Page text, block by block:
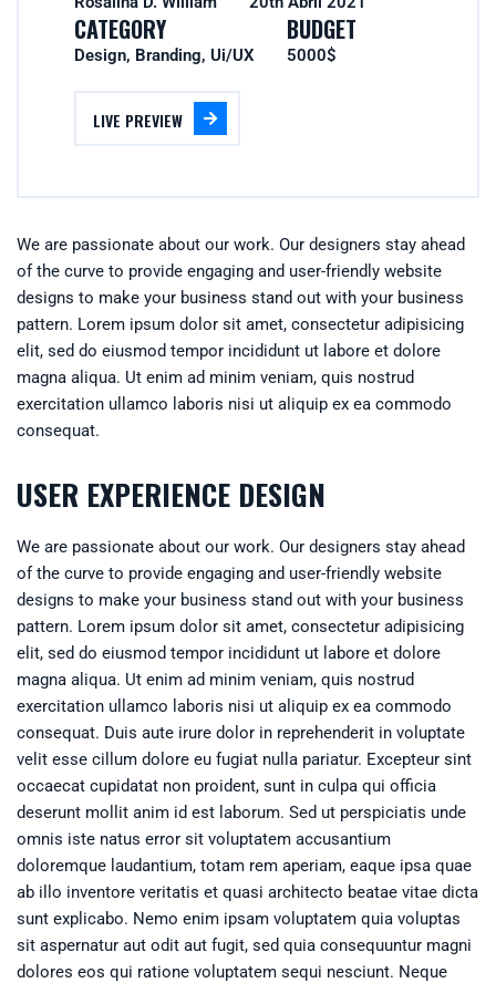
CATEGORY
Design, Branding, Ui/UX
BUDGET
5000$
LIVE PREVIEW
We are passionate about our work. Our designers stay ahead
of the curve to provide engaging and user-friendly website
designs to make your business stand out with your business
pattern. Lorem ipsum dolor sit amet, consectetur adipisicing
elit, sed do eiusmod tempor incididunt ut labore et dolore
magna aliqua. Ut enim ad minim veniam, quis nostrud
exercitation ullamco laboris nisi ut aliquip ex ea commodo
consequat.
USER EXPERIENCE DESIGN
We are passionate about our work. Our designers stay ahead
of the curve to provide engaging and user-friendly website
designs to make your business stand out with your business
pattern. Lorem ipsum dolor sit amet, consectetur adipisicing
elit, sed do eiusmod tempor incididunt ut labore et dolore
magna aliqua. Ut enim ad minim veniam, quis nostrud
exercitation ullamco laboris nisi ut aliquip ex ea commodo
consequat. Duis aute irure dolor in reprehenderit in voluptate
velit esse cillum dolore eu fugiat nulla pariatur. Excepteur sint
occaecat cupidatat non proident, sunt in culpa qui officia
deserunt mollit anim id est laborum. Sed ut perspiciatis unde
omnis iste natus error sit voluptatem accusantium
doloremque laudantium, totam rem aperiam, eaque ipsa quae
ab illo inventore veritatis et quasi architecto beatae vitae dicta
sunt explicabo. Nemo enim ipsam voluptatem quia voluptas
sit aspernatur aut odit aut fugit, sed quia consequuntur magni
dolores eos qui ratione voluptatem sequi nesciunt. Neque